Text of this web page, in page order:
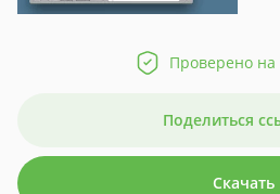
Проверено на
Поделиться
Скачать